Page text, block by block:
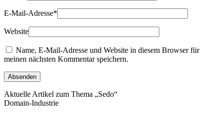
E-Mail-Adresse*
Website
Name, E-Mail-Adresse und Website in diesem Browser für
meinen nächsten Kommentar speichern.
Aktuelle Artikel zum Thema „Sedo“
Domain-Industrie